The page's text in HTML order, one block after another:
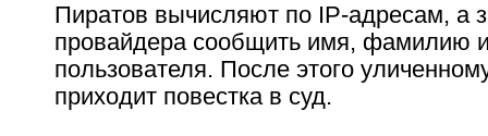
Пиратов вычисляют по IP-адресам, а
провайдера сообщить имя, фамилию
пользователя. После этого
приходит повестка в суд.